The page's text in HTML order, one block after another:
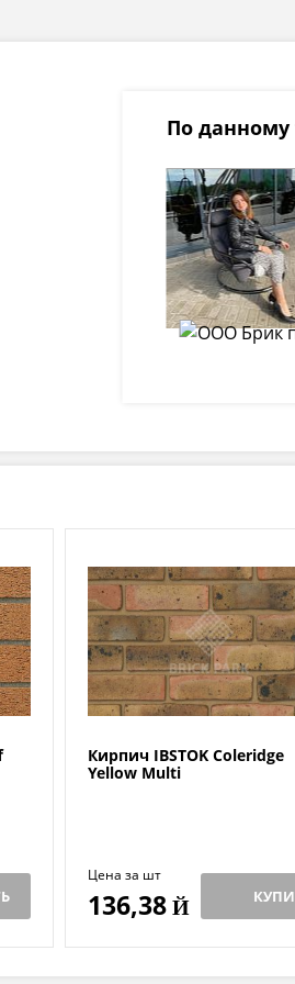
По данному
Кирпич IBSTOK Coleridge
Yellow Multi
Цена за шт
136,38Й